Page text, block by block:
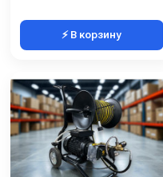
⚡ В корзину